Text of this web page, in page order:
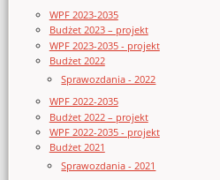
WPF 2023-2035
Budżet 2023 – projekt
WPF 2023-2035 - projekt
Budżet 2022
Sprawozdania - 2022
WPF 2022-2035
Budżet 2022 – projekt
WPF 2022-2035 - projekt
Budżet 2021
Sprawozdania - 2021